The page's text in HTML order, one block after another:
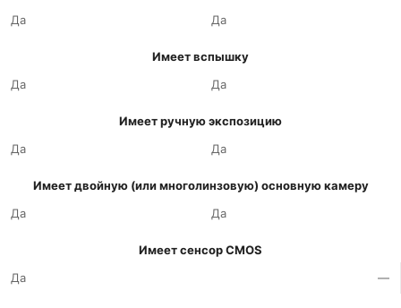
Да
Да
Имеет вспышку
Да
Да
Имеет ручную экспозицию
Да
Да
Имеет двойную (или многолинзовую) основную камеру
Да
Да
Имеет сенсор CMOS
Да
—